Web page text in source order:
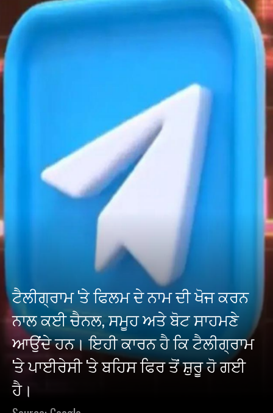
ਟੈਲੀਗ੍ਰਾਮ 'ਤੇ ਫਿਲਮ ਦੇ ਨਾਮ ਦੀ ਖੋਜ ਕਰਨ
ਨਾਲ ਕਈ ਚੈਨਲ, ਸਮੂਹ ਅਤੇ ਬੋਟ ਸਾਹਮਣੇ
ਆਉਂਦੇ ਹਨ। ਇਹੀ ਕਾਰਨ ਹੈ ਕਿ ਟੈਲੀਗ੍ਰਾਮ
'ਤੇ ਪਾਈਰੇਸੀ 'ਤੇ ਬਹਿਸ ਫਿਰ ਤੋਂ ਸ਼ੁਰੂ ਹੋ ਗਈ
ਹੈ।